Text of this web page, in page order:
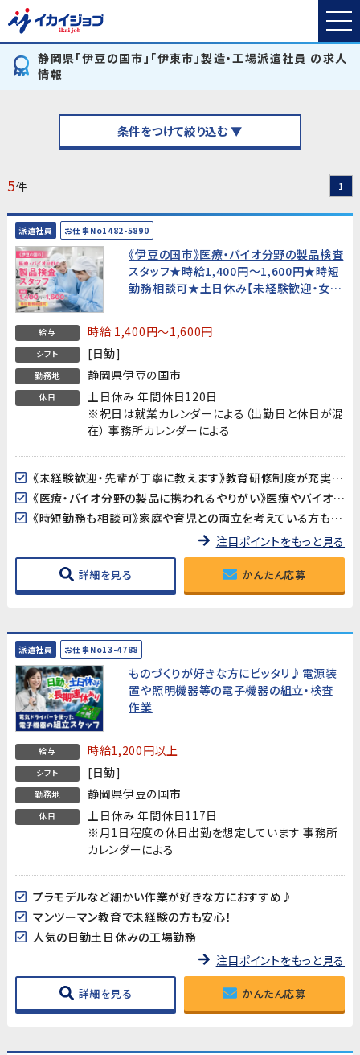
静岡県「伊豆の国市」「伊東市」製造・工場派遣社員 の求人
情報
条件をつけて絞り込む ▼
5件 1
派遣社員 お仕事No1482-5890
《伊豆の国市》医療・バイオ分野の製品検査
スタッフ★時給1,400円〜1,600円★時短
勤務相談可★土日休み【未経験歓迎・女性
給与 時給 1,400円～1,600円
シフト [日勤]
勤務地 静岡県伊豆の国市
休日
土日休み 年間休日120日
※祝日は就業カレンダーによる（出勤日と休日が混
在） 事務所カレンダーによる
《未経験歓迎・先輩が丁寧に教えます》教育研修制度が充実しているので、製造・検査業務が初めての方も安心してスタートできます。アットホームな職場で長く働きやすい環境です。
《医療・バイオ分野の製品に携われるやりがい》医療やバイオ分野で使用されるマイクロ流路チップの品質を守る、社会に貢献できるお仕事です。クリーンルームでの作業で清潔な環境が保たれています。
《時短勤務も相談可》家庭や育児との両立を考えている方も歓迎。時短勤務のご相談に対応しています。家庭都合での休みも取りやすい職場です。
注目ポイントをもっと見る
詳細を見る かんたん応募
派遣社員 お仕事No13-4788
ものづくりが好きな方にピッタリ♪電源装
置や照明機器等の電子機器の組立・検査
作業
給与 時給1,200円以上
シフト [日勤]
勤務地 静岡県伊豆の国市
休日
土日休み 年間休日117日
※月1日程度の休日出勤を想定しています 事務所
カレンダーによる
プラモデルなど細かい作業が好きな方におすすめ♪
マンツーマン教育で未経験の方も安心！
人気の日勤土日休みの工場勤務
注目ポイントをもっと見る
詳細を見る かんたん応募